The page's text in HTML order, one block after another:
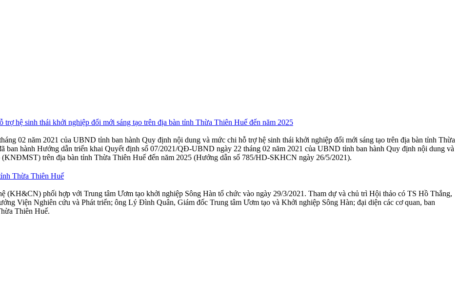
hệ sinh thái khởi nghiệp đổi mới sáng tạo trên địa bàn tỉnh Thừa Thiên Huế đến năm 2025
02 năm 2021 của UBND tỉnh ban hành Quy định nội dung và mức chi hỗ trợ hệ sinh thái khởi nghiệp đổi mới sáng tạo trên địa bàn tỉnh Thừa
ban hành Hướng dẫn triển khai Quyết định số 07/2021/QĐ-UBND ngày 22 tháng 02 năm 2021 của UBND tỉnh ban hành Quy định nội dung và
trên địa bàn tỉnh Thừa Thiên Huế đến năm 2025 (Hướng dẫn số 785/HD-SKHCN ngày 26/5/2021).
Thừa Thiên Huế
(KH&CN) phối hợp với Trung tâm Ươm tạo khởi nghiệp Sông Hàn tổ chức vào ngày 29/3/2021. Tham dự và chủ trì Hội thảo có TS Hồ Thắng,
Viện Nghiên cứu và Phát triển; ông Lý Đình Quân, Giám đốc Trung tâm Ươm tạo và Khởi nghiệp Sông Hàn; đại diện các cơ quan, ban
Thiên Huế.